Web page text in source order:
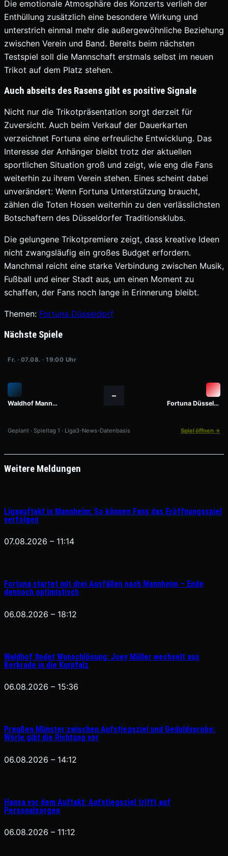
Die emotionale Atmosphäre des Konzerts verlieh der
Enthüllung zusätzlich eine besondere Wirkung und
unterstrich einmal mehr die außergewöhnliche Beziehung
zwischen Verein und Band. Bereits beim nächsten
Testspiel soll die Mannschaft erstmals selbst im neuen
Trikot auf dem Platz stehen.
Auch abseits des Rasens gibt es positive Signale
Nicht nur die Trikotpräsentation sorgt derzeit für
Zuversicht. Auch beim Verkauf der Dauerkarten
verzeichnet Fortuna eine erfreuliche Entwicklung. Das
Interesse der Anhänger bleibt trotz der aktuellen
sportlichen Situation groß und zeigt, wie eng die Fans
weiterhin zu ihrem Verein stehen. Eines scheint dabei
unverändert: Wenn Fortuna Unterstützung braucht,
zählen die Toten Hosen weiterhin zu den verlässlichsten
Botschaftern des Düsseldorfer Traditionsklubs.
Die gelungene Trikotpremiere zeigt, dass kreative Ideen
nicht zwangsläufig ein großes Budget erfordern.
Manchmal reicht eine starke Verbindung zwischen Musik,
Fußball und einer Stadt aus, um einen Moment zu
schaffen, der Fans noch lange in Erinnerung bleibt.
Themen: Fortuna Düsseldorf
Nächste Spiele
Fr. · 07.08. · 19:00 Uhr
Waldhof Mannheim
–
Fortuna Düsseldorf
Geplant · Spieltag 1 · Liga3-News-Datenbasis Spiel öffnen →
Weitere Meldungen
Ligaauftakt in Mannheim: So können Fans das Eröffnungsspiel
verfolgen
07.08.2026 – 11:14
Fortuna startet mit drei Ausfällen nach Mannheim – Ende
dennoch optimistisch
06.08.2026 – 18:12
Waldhof findet Wunschlösung: Joey Müller wechselt aus
Kerkrade in die Kurpfalz
06.08.2026 – 15:36
Preußen Münster zwischen Aufstiegsziel und Geduldsprobe:
Wörle gibt die Richtung vor
06.08.2026 – 14:12
Hansa vor dem Auftakt: Aufstiegsziel trifft auf
Personalsorgen
06.08.2026 – 11:12